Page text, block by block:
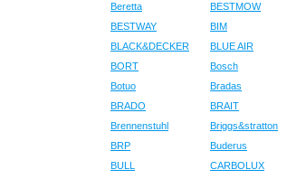
Beretta
BESTMOW
BESTWAY
BIM
BLACK&DECKER
BLUE AIR
BORT
Bosch
Botuo
Bradas
BRADO
BRAIT
Brennenstuhl
Briggs&stratton
BRP
Buderus
BULL
CARBOLUX